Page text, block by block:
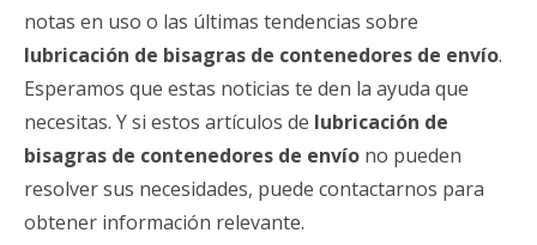
notas en uso o las últimas tendencias sobre
lubricación de bisagras de contenedores de envío.
Esperamos que estas noticias te den la ayuda que
necesitas. Y si estos artículos de lubricación de
bisagras de contenedores de envío no pueden
resolver sus necesidades, puede contactarnos para
obtener información relevante.